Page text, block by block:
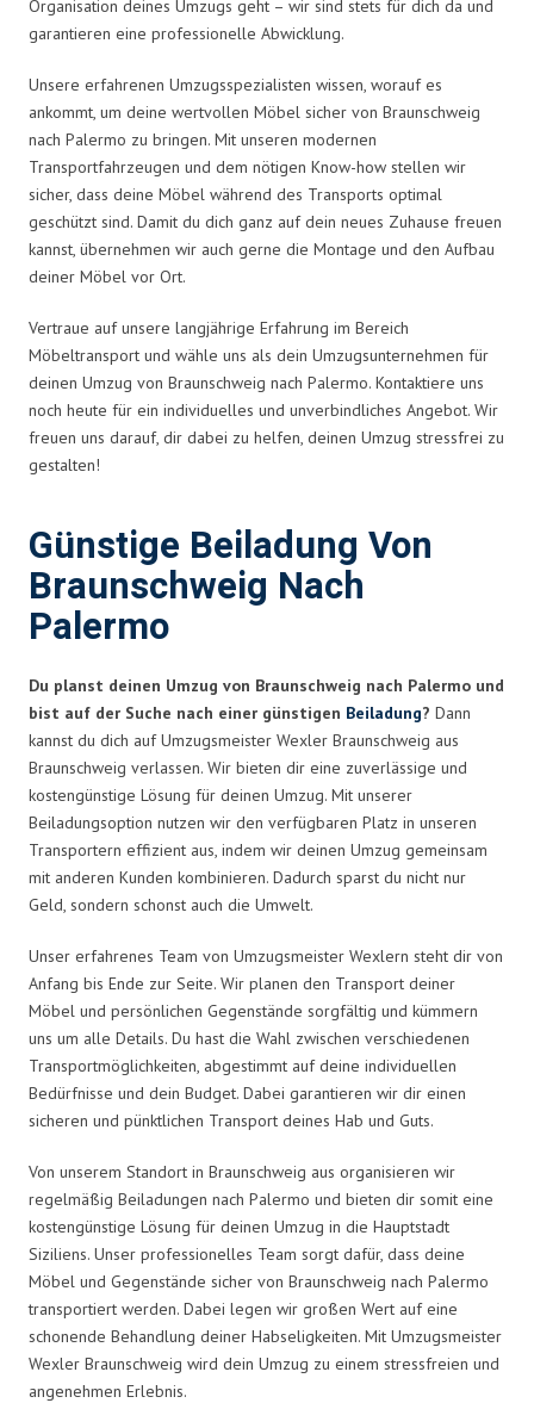
Organisation deines Umzugs geht – wir sind stets für dich da und
garantieren eine professionelle Abwicklung.
Unsere erfahrenen Umzugsspezialisten wissen, worauf es
ankommt, um deine wertvollen Möbel sicher von Braunschweig
nach Palermo zu bringen. Mit unseren modernen
Transportfahrzeugen und dem nötigen Know-how stellen wir
sicher, dass deine Möbel während des Transports optimal
geschützt sind. Damit du dich ganz auf dein neues Zuhause freuen
kannst, übernehmen wir auch gerne die Montage und den Aufbau
deiner Möbel vor Ort.
Vertraue auf unsere langjährige Erfahrung im Bereich
Möbeltransport und wähle uns als dein Umzugsunternehmen für
deinen Umzug von Braunschweig nach Palermo. Kontaktiere uns
noch heute für ein individuelles und unverbindliches Angebot. Wir
freuen uns darauf, dir dabei zu helfen, deinen Umzug stressfrei zu
gestalten!
Günstige Beiladung Von
Braunschweig Nach
Palermo
Du planst deinen Umzug von Braunschweig nach Palermo und
bist auf der Suche nach einer günstigen Beiladung? Dann
kannst du dich auf Umzugsmeister Wexler Braunschweig aus
Braunschweig verlassen. Wir bieten dir eine zuverlässige und
kostengünstige Lösung für deinen Umzug. Mit unserer
Beiladungsoption nutzen wir den verfügbaren Platz in unseren
Transportern effizient aus, indem wir deinen Umzug gemeinsam
mit anderen Kunden kombinieren. Dadurch sparst du nicht nur
Geld, sondern schonst auch die Umwelt.
Unser erfahrenes Team von Umzugsmeister Wexlern steht dir von
Anfang bis Ende zur Seite. Wir planen den Transport deiner
Möbel und persönlichen Gegenstände sorgfältig und kümmern
uns um alle Details. Du hast die Wahl zwischen verschiedenen
Transportmöglichkeiten, abgestimmt auf deine individuellen
Bedürfnisse und dein Budget. Dabei garantieren wir dir einen
sicheren und pünktlichen Transport deines Hab und Guts.
Von unserem Standort in Braunschweig aus organisieren wir
regelmäßig Beiladungen nach Palermo und bieten dir somit eine
kostengünstige Lösung für deinen Umzug in die Hauptstadt
Siziliens. Unser professionelles Team sorgt dafür, dass deine
Möbel und Gegenstände sicher von Braunschweig nach Palermo
transportiert werden. Dabei legen wir großen Wert auf eine
schonende Behandlung deiner Habseligkeiten. Mit Umzugsmeister
Wexler Braunschweig wird dein Umzug zu einem stressfreien und
angenehmen Erlebnis.